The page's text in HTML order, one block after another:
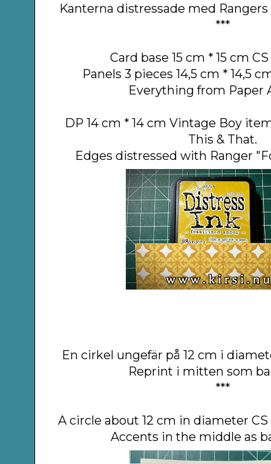
Kanterna distressade med
***
Card base 15 cm * 15 cm
Panels 3 pieces 14,5 cm * 14,5
Everything from Paper
DP 14 cm * 14 cm Vintage Boy
This & That.
Edges distressed with Ranger
En cirkel ungefär på 12 cm i
Reprint i mitten som
***
A circle about 12 cm in diameter
Accents in the middle as